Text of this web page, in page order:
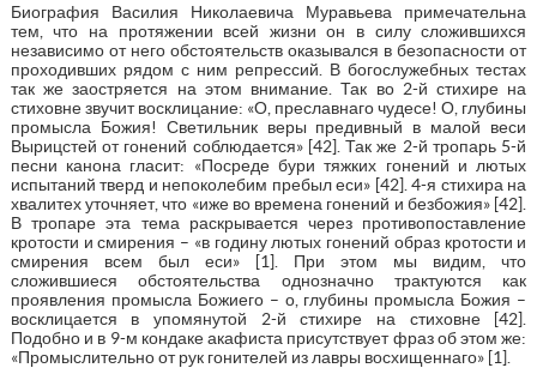
Биография Василия Николаевича Муравьева примечательна
тем, что на протяжении всей жизни он в силу сложившихся
независимо от него обстоятельств оказывался в безопасности от
проходивших рядом с ним репрессий. В богослужебных тестах
так же заостряется на этом внимание. Так во 2-й стихире на
стиховне звучит восклицание: «О, преславнаго чудесе! О, глубины
промысла Божия! Светильник веры предивный в малой веси
Вырицстей от гонений соблюдается» [42]. Так же 2-й тропарь 5-й
песни канона гласит: «Посреде бури тяжких гонений и лютых
испытаний тверд и непоколебим пребыл еси» [42]. 4-я стихира на
хвалитех уточняет, что «иже во времена гонений и безбожия» [42].
В тропаре эта тема раскрывается через противопоставление
кротости и смирения – «в годину лютых гонений образ кротости и
смирения всем был еси» [1]. При этом мы видим, что
сложившиеся обстоятельства однозначно трактуются как
проявления промысла Божиего – о, глубины промысла Божия –
восклицается в упомянутой 2-й стихире на стиховне [42].
Подобно и в 9-м кондаке акафиста присутствует фраз об этом же:
«Промыслительно от рук гонителей из лавры восхищеннаго» [1].